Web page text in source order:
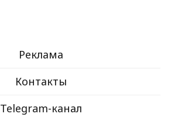
Реклама
Контакты
Telegram-канал